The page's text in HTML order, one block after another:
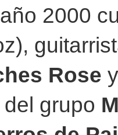
2000
Rose
grupo